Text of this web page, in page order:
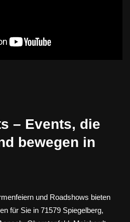
– Events, die
bewegen in
und Roadshows bieten
für Sie in 71579 Spiegelberg,